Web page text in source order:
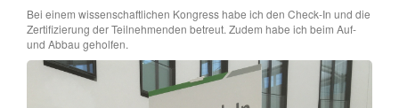
Bei einem wissenschaftlichen Kongress habe ich den Check-In und die
Zertifizierung der Teilnehmenden betreut. Zudem habe ich beim Auf-
und Abbau geholfen.